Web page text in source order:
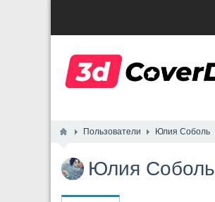
Пользователи Юлия Соболь
Юлия Соболь